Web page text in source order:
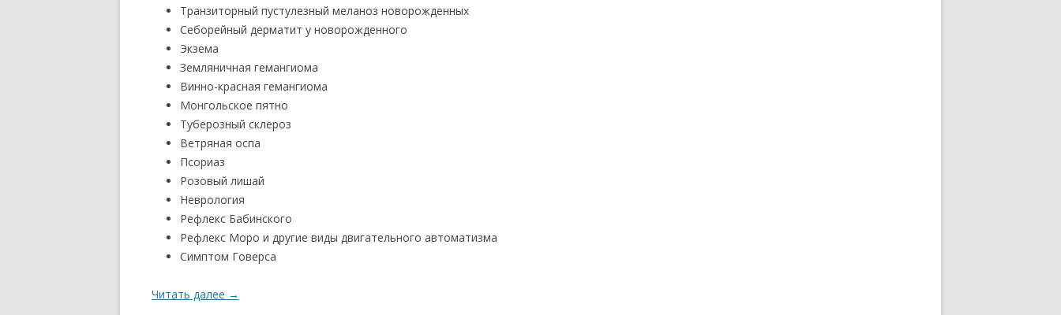
Транзиторный пустулезный меланоз новорожденных
Себорейный дерматит у новорожденного
Экзема
Земляничная гемангиома
Винно-красная гемангиома
Монгольское пятно
Туберозный склероз
Ветряная оспа
Псориаз
Розовый лишай
Неврология
Рефлекс Бабинского
Рефлекс Моро и другие виды двигательного автоматизма
Симптом Говерса
Читать далее →